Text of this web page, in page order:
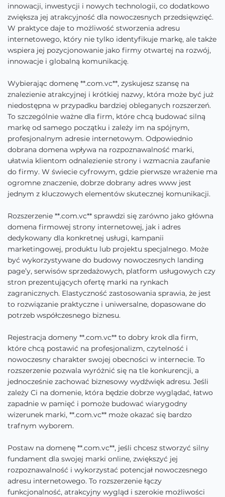
innowacji, inwestycji i nowych technologii, co dodatkowo
zwiększa jej atrakcyjność dla nowoczesnych przedsięwzięć.
W praktyce daje to możliwość stworzenia adresu
internetowego, który nie tylko identyfikuje markę, ale także
wspiera jej pozycjonowanie jako firmy otwartej na rozwój,
innowacje i globalną komunikację.
Wybierając domenę **.com.vc**, zyskujesz szansę na
znalezienie atrakcyjnej i krótkiej nazwy, która może być już
niedostępna w przypadku bardziej obleganych rozszerzeń.
To szczególnie ważne dla firm, które chcą budować silną
markę od samego początku i zależy im na spójnym,
profesjonalnym adresie internetowym. Odpowiednio
dobrana domena wpływa na rozpoznawalność marki,
ułatwia klientom odnalezienie strony i wzmacnia zaufanie
do firmy. W świecie cyfrowym, gdzie pierwsze wrażenie ma
ogromne znaczenie, dobrze dobrany adres www jest
jednym z kluczowych elementów skutecznej komunikacji.
Rozszerzenie **.com.vc** sprawdzi się zarówno jako główna
domena firmowej strony internetowej, jak i adres
dedykowany dla konkretnej usługi, kampanii
marketingowej, produktu lub projektu specjalnego. Może
być wykorzystywane do budowy nowoczesnych landing
page’y, serwisów sprzedażowych, platform usługowych czy
stron prezentujących ofertę marki na rynkach
zagranicznych. Elastyczność zastosowania sprawia, że jest
to rozwiązanie praktyczne i uniwersalne, dopasowane do
potrzeb współczesnego biznesu.
Rejestracja domeny **.com.vc** to dobry krok dla firm,
które chcą postawić na profesjonalizm, czytelność i
nowoczesny charakter swojej obecności w internecie. To
rozszerzenie pozwala wyróżnić się na tle konkurencji, a
jednocześnie zachować biznesowy wydźwięk adresu. Jeśli
zależy Ci na domenie, która będzie dobrze wyglądać, łatwo
zapadnie w pamięć i pomoże budować wiarygodny
wizerunek marki, **.com.vc** może okazać się bardzo
trafnym wyborem.
Postaw na domenę **.com.vc**, jeśli chcesz stworzyć silny
fundament dla swojej marki online, zwiększyć jej
rozpoznawalność i wykorzystać potencjał nowoczesnego
adresu internetowego. To rozszerzenie łączy
funkcjonalność, atrakcyjny wygląd i szerokie możliwości